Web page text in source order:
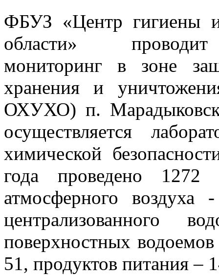
ФБУЗ «Центр гигиены
области» проводит
мониторинг в зоне
хранения и
ОХУХО) п.
осуществляется
химической
года проведено 1272
атмосферного
централизованного
поверхностных
51, продуктов питания –